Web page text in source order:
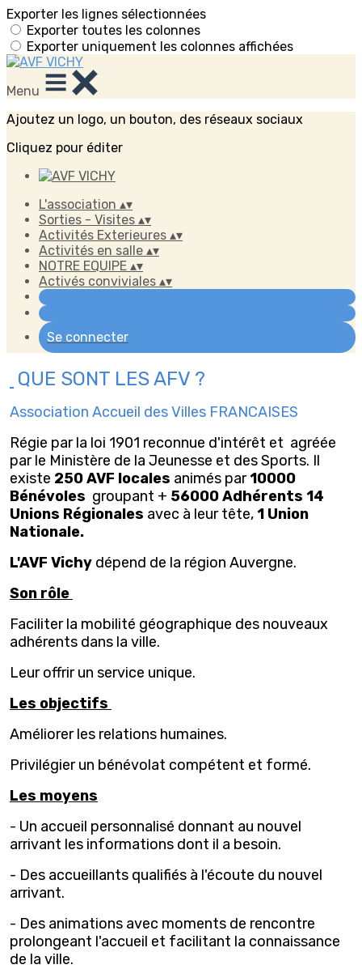
Exporter les lignes sélectionnées
Exporter toutes les colonnes
Exporter uniquement les colonnes affichées
Menu
Ajoutez un logo, un bouton, des réseaux sociaux
Cliquez pour éditer
L'association ▴▾
Sorties - Visites ▴▾
Activités Exterieures ▴▾
Activités en salle ▴▾
NOTRE EQUIPE ▴▾
Activés conviviales ▴▾
Se connecter
QUE SONT LES AFV ?
Association Accueil des Villes FRANCAISES
Régie par la loi 1901 reconnue d'intérêt et agréée
par le Ministère de la Jeunesse et des Sports. Il
existe 250 AVF locales animés par10000
Bénévoles groupant + 56000 Adhérents 14
Unions Régionales avec à leur tête, 1 Union
Nationale.
L'AVF Vichy dépend de la région Auvergne.
Son rôle
Faciliter la mobilité géographique des nouveaux
adhérents dans la ville.
Leur offrir un service unique.
Les objectifs
Améliorer les relations humaines.
Privilégier un bénévolat compétent et formé.
Les moyens
- Un accueil personnalisé donnant au nouvel
arrivant les informations dont il a besoin.
- Des accueillants qualifiés à l'écoute du nouvel
arrivant.
- Des animations avec moments de rencontre
prolongeant l'accueil et facilitant la connaissance
de la ville.